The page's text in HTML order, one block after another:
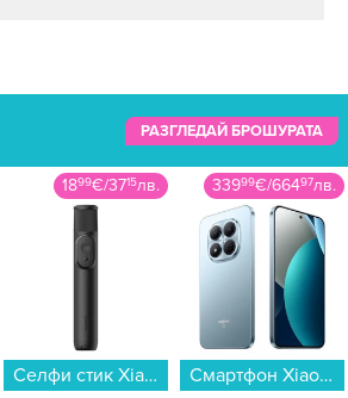
РАЗГЛЕДАЙ БРОШУРАТА
1899€/3715лв.
Селфи стик Xiaomi SELFIE STICK TRIPOD MINI BHR083KGL...
33999€/66497лв.
Смартфон Xiaomi REDMI NOTE 15 PRO 5G 256/8 GLACIER BLUE , 256 GB, 8 GB...